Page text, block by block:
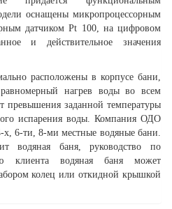
оснащены микропроцессорным
датчиком Pt 100, на цифровом
и действительное значения
расположены в корпусе бани,
равномерный нагрев воды во всем
превышения заданной температуры
испарения воды. Компания ОДО
х, 6-ти, 8-ми местные водяные бани.
водяная баня, руководство по
клиента водяная баня может
колец или откидной крышкой